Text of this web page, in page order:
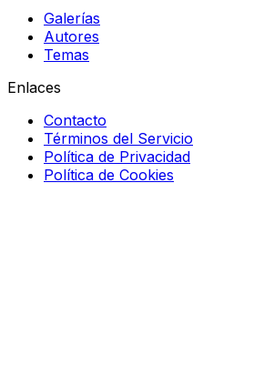
Galerías
Autores
Temas
Enlaces
Contacto
Términos del Servicio
Política de Privacidad
Política de Cookies